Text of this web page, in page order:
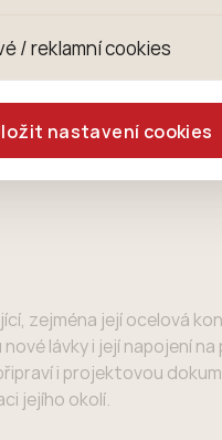
jsou využívány k
Díky nim
doporučením
/ reklamní cookies
nastavení cookies
zejména její ocelová
lávky i její napojení
i projektovou
jejího okolí.